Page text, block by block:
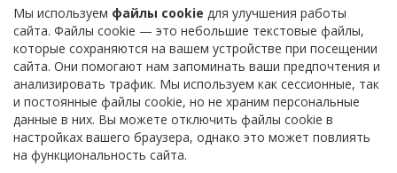
Мы используем файлы cookie для улучшения работы
сайта. Файлы cookie — это небольшие текстовые файлы,
которые сохраняются на вашем устройстве при посещении
сайта. Они помогают нам запоминать ваши предпочтения и
анализировать трафик. Мы используем как сессионные, так
и постоянные файлы cookie, но не храним персональные
данные в них. Вы можете отключить файлы cookie в
настройках вашего браузера, однако это может повлиять
на функциональность сайта.